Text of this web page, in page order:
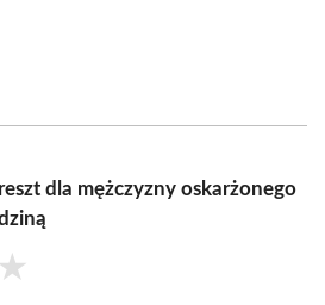
dla mężczyzny oskarżonego
★